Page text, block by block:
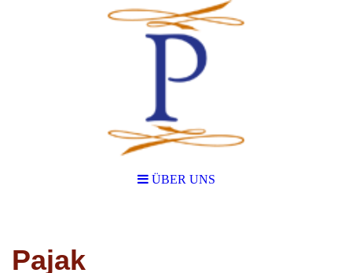
ÜBER UNS
Pajak